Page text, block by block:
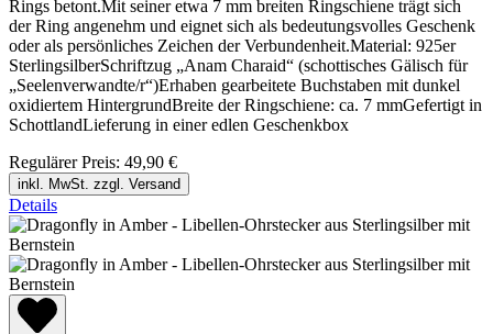
Rings betont.Mit seiner etwa 7 mm breiten Ringschiene trägt sich
der Ring angenehm und eignet sich als bedeutungsvolles Geschenk
oder als persönliches Zeichen der Verbundenheit.Material: 925er
SterlingsilberSchriftzug „Anam Charaid“ (schottisches Gälisch für
„Seelenverwandte/r“)Erhaben gearbeitete Buchstaben mit dunkel
oxidiertem HintergrundBreite der Ringschiene: ca. 7 mmGefertigt in
SchottlandLieferung in einer edlen Geschenkbox
Regulärer Preis: 49,90 €
inkl. MwSt. zzgl. Versand
Details